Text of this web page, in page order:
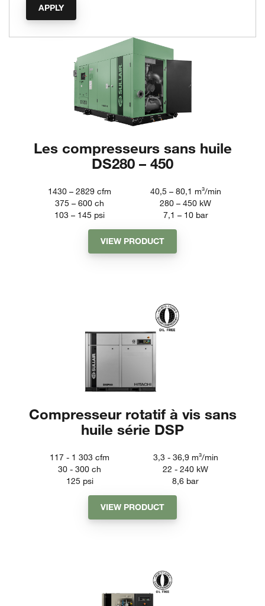
Les compresseurs sans huile
DS280 – 450
1430 – 2829 cfm 40,5 – 80,1 m³/min
375 – 600 ch 280 – 450 kW
103 – 145 psi 7,1 – 10 bar
VIEW PRODUCT
Compresseur rotatif à vis sans
huile série DSP
117 - 1 303 cfm 3,3 - 36,9 m³/min
30 - 300 ch 22 - 240 kW
125 psi 8,6 bar
VIEW PRODUCT